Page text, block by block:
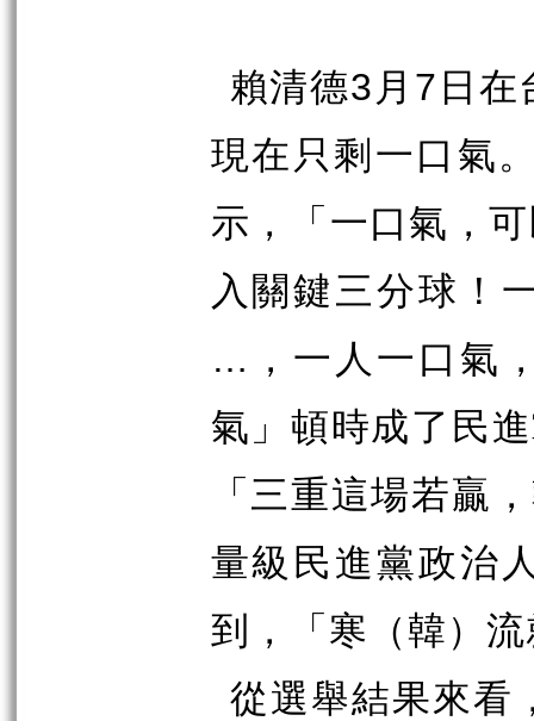
賴清德3 月 7 日
現在只剩一口氣
示，「一口氣，
入關鍵三分球！
…，一人一口氣
氣」頓時成了民
「三重這場若贏
量級民進黨政治
到，「寒（韓）
從選舉結果來看